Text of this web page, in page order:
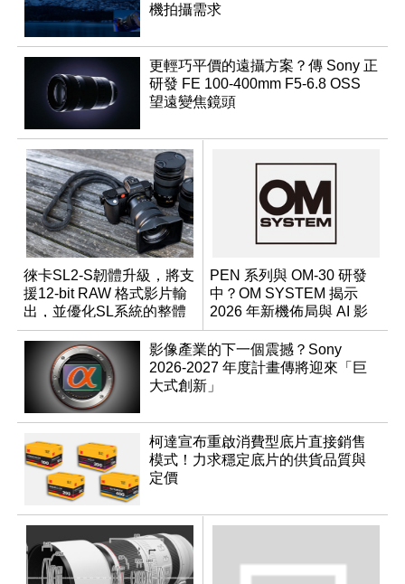
機拍攝需求
更輕巧平價的遠攝方案？傳 Sony 正
研發 FE 100-400mm F5-6.8 OSS
望遠變焦鏡頭
徠卡SL2-S韌體升級，將支
援12-bit RAW 格式影片輸
出，並優化SL系統的整體
性能
PEN 系列與 OM-30 研發
中？OM SYSTEM 揭示
2026 年新機佈局與 AI 影
像藍圖
影像產業的下一個震撼？Sony
2026-2027 年度計畫傳將迎來「巨
大式創新」
柯達宣布重啟消費型底片直接銷售
模式！力求穩定底片的供貨品質與
定價